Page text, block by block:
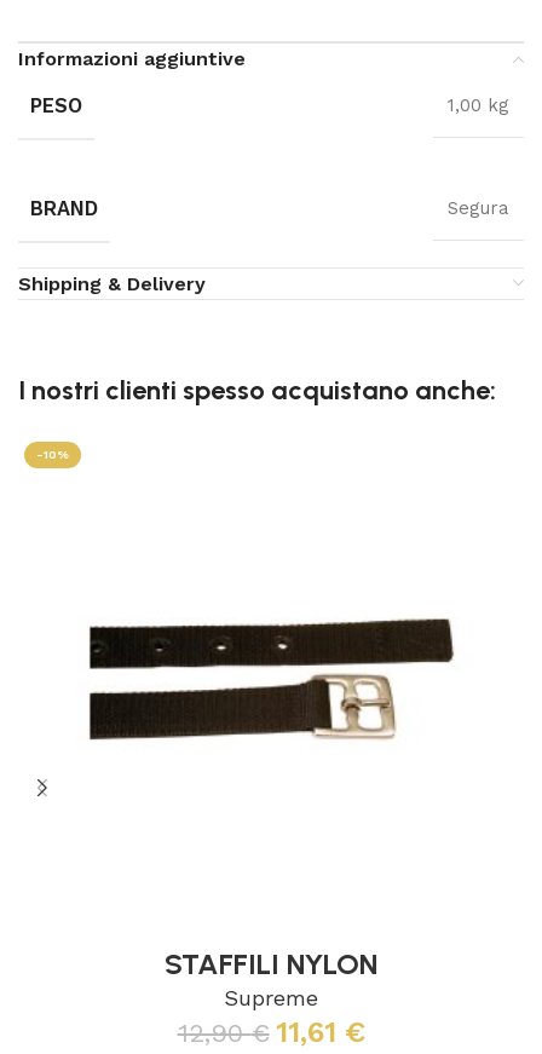
Informazioni aggiuntive
PESO 1,00 kg
BRAND Segura
Shipping & Delivery
I nostri clienti spesso acquistano anche:
-10%
STAFFILI NYLON
Supreme
12,90€ 11,61 €